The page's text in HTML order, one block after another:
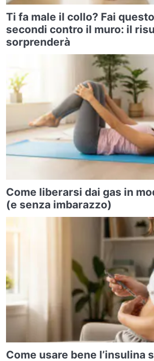
Ti fa male il collo? Fai
secondi contro il muro: il
sorprenderà
Come liberarsi dai gas in
(e senza imbarazzo)
Come usare bene l’insulina